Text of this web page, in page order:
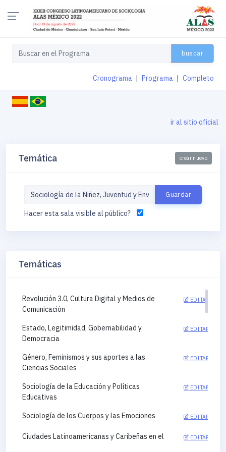
buscar
Cronograma Programa Completo
ir al sitio oficial
Temática crear nuevo
Hacer esta sala visible al público?
Temáticas
Revolución 3.0, Cultura Digital y Medios de
Comunicación
EDITAR
Estado, Legitimidad, Gobernabilidad y
Democracia
EDITAR
Género, Feminismos y sus aportes a las
Ciencias Sociales
EDITAR
Sociología de la Educación y Políticas
Educativas
EDITAR
Sociología de los Cuerpos y las Emociones EDITAR
Ciudades Latinoamericanas y Caribeñas en el
EDITAR